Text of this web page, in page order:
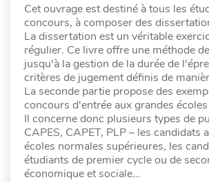
Cet ouvrage est destiné à tous les
concours, à composer des
La dissertation est un véritable
régulier. Ce livre offre une méthode
jusqu'à la gestion de la durée de
critères de jugement définis de
La seconde partie propose des
concours d'entrée aux grandes
Il concerne donc plusieurs types de
CAPES, CAPET, PLP – les
écoles normales supérieures, les
étudiants de premier cycle ou de
économique et sociale…